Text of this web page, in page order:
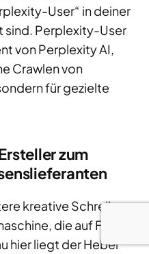
User“ in deiner
Perplexity-User
von Perplexity AI,
Crawlen von
für gezielte
zum
kreative Schreib-
die auf Fakten
hier liegt der Hebel